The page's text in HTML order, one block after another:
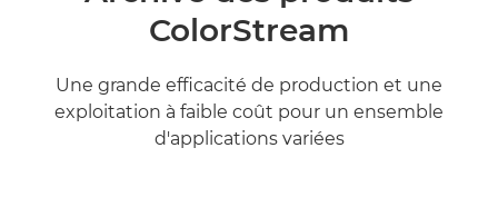
ColorStream
Une grande efficacité de production et une
exploitation à faible coût pour un ensemble
d'applications variées